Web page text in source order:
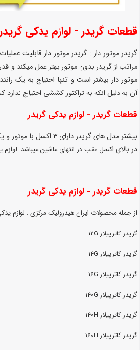
قطعات گریدر - لوازم یدکی گریدر
گریدر موتور دار : گریدر موتور دار قابلیت
مراتب از گریدر بدون موتور بهتر عمل میکند و
موتور دار بیشتر است و تنها احتیاج به یک
آن به دلیل انکه به تراکتور کششی احتیاج ندارد
قطعات گریدر - لوازم یدکی گریدر
بیشتر مدل های گریدر دارای
در بالای اکسل عقب در انتهای ماشین میباشد. لوازم
قطعات گریدر - لوازم یدکی گریدر
از جمله محصولات ایران هیدرولیک مرکزی : لوازم
گریدر کاترپیلار 12G
گریدر کاترپیلار 14G
گریدر کاترپیلار 16G
گریدر کاترپیلار 140G
گریدر کاترپیلار 140H
گریدر کاترپیلار 160H